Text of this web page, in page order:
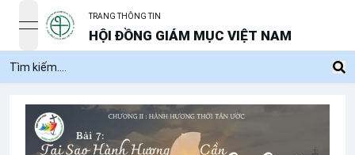
open navigation menu
TRANG THÔNG TIN
HỘI ĐỒNG GIÁM MỤC VIỆT NAM